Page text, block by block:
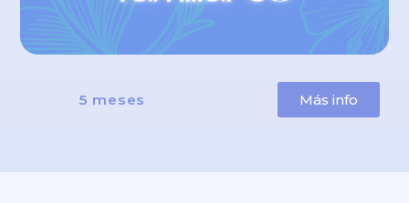
5 meses Más info